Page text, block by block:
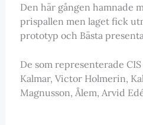
Den här gången hamnade
prispallen men laget fick
prototyp och Bästa
De som representerade
Kalmar, Victor Holmerin,
Magnusson, Ålem, Arvid